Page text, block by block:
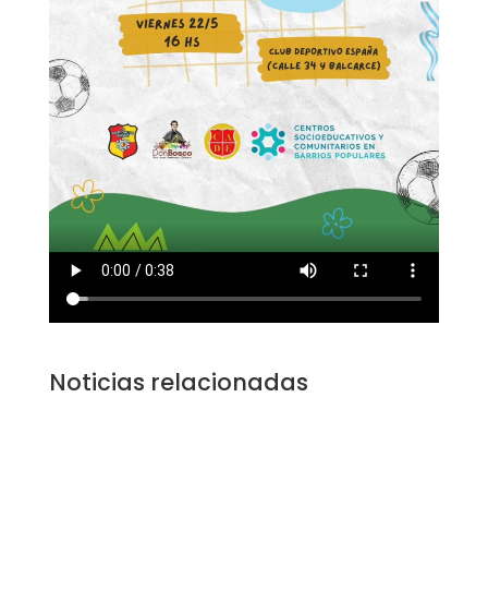
Noticias relacionadas